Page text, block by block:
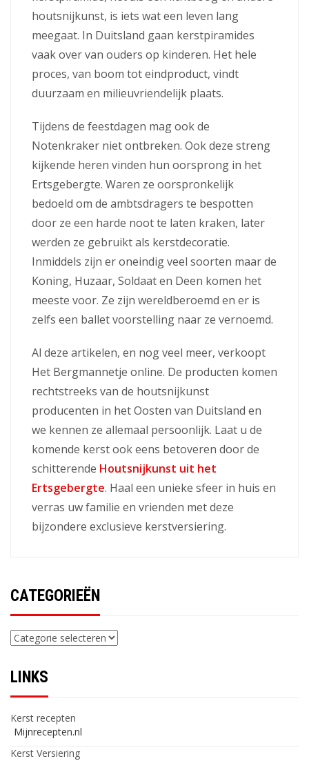
houtsnijkunst, is iets wat een leven lang
meegaat. In Duitsland gaan kerstpiramides
vaak over van ouders op kinderen. Het hele
proces, van boom tot eindproduct, vindt
duurzaam en milieuvriendelijk plaats.
Tijdens de feestdagen mag ook de
Notenkraker niet ontbreken. Ook deze streng
kijkende heren vinden hun oorsprong in het
Ertsgebergte. Waren ze oorspronkelijk
bedoeld om de ambtsdragers te bespotten
door ze een harde noot te laten kraken, later
werden ze gebruikt als kerstdecoratie.
Inmiddels zijn er oneindig veel soorten maar de
Koning, Huzaar, Soldaat en Deen komen het
meeste voor. Ze zijn wereldberoemd en er is
zelfs een ballet voorstelling naar ze vernoemd.
Al deze artikelen, en nog veel meer, verkoopt
Het Bergmannetje online. De producten komen
rechtstreeks van de houtsnijkunst
producenten in het Oosten van Duitsland en
we kennen ze allemaal persoonlijk. Laat u de
komende kerst ook eens betoveren door de
schitterende Houtsnijkunst uit het
Ertsgebergte. Haal een unieke sfeer in huis en
verras uw familie en vrienden met deze
bijzondere exclusieve kerstversiering.
CATEGORIEËN
Categorieën
LINKS
Kerst recepten
Mijnrecepten.nl
Kerst Versiering